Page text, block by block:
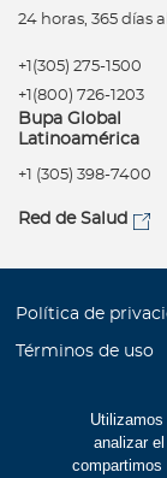
analizar
compartimos
24 horas, 365 días
+1(305) 275-1500
+1(800) 726-1203
Bupa Global
Latinoamérica
+1 (305) 398-7400
Red de Salud
Política de
Términos de uso
Mapa del Sitio
Trabaje con Bupa